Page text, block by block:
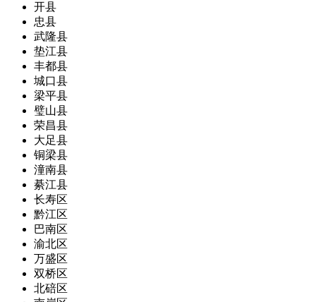
开县
忠县
武隆县
垫江县
丰都县
城口县
梁平县
璧山县
荣昌县
大足县
铜梁县
潼南县
綦江县
长寿区
黔江区
巴南区
渝北区
万盛区
双桥区
北碚区